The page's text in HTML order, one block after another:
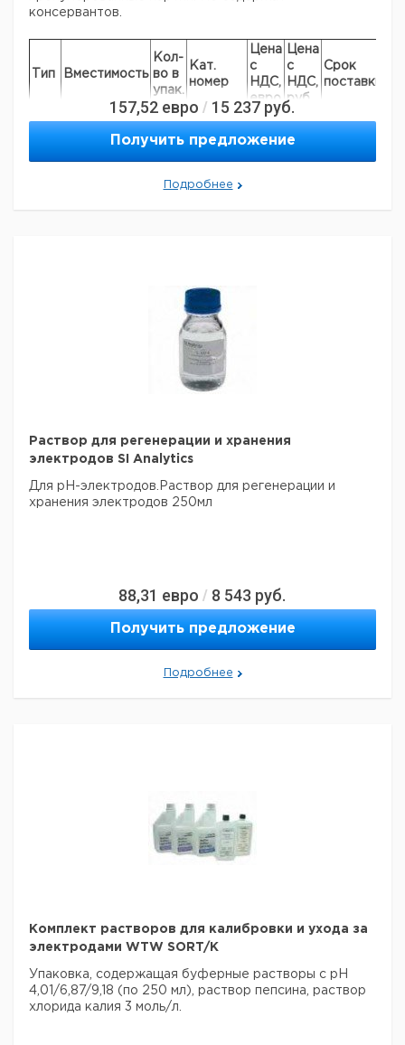
консервантов.
Тип Вместимость
Кол-
во в
упак.
Кат.
номер
Цена
с
НДС,
евро
Цена
с
НДС,
руб
Срок
поставки
250 мл,
бутылка из
1 9041004
1 9041007
157,52 евро / 15 237 руб.
Получить предложение
Подробнее
Раствор для регенерации и хранения
электродов SI Analytics
Для рН-электродов.Раствор для регенерации и
хранения электродов 250мл
88,31 евро / 8 543 руб.
Получить предложение
Подробнее
Комплект растворов для калибровки и ухода за
электродами WTW SORT/K
Упаковка, содержащая буферные растворы с pH
4,01/6,87/9,18 (по 250 мл), раствор пепсина, раствор
хлорида калия 3 моль/л.